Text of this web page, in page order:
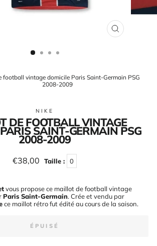
FERMER
football vintage domicile Paris Saint-Germain PSG
2008-2009
NIKE
DE FOOTBALL VINTAGE
SAINT-GERMAIN PSG
2008-2009
Prix
régulier
€38,00 Taille : 0
vous propose ce maillot de football vintage
Paris Saint-Germain. Crée et vendu par
ce maillot rétro fut édité au cours de la saison.
ÉPUISÉ